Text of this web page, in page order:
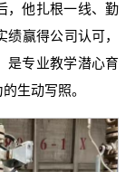
，他扎根一线、勤
赢得公司认可，
是专业教学潜心育
生动写照。